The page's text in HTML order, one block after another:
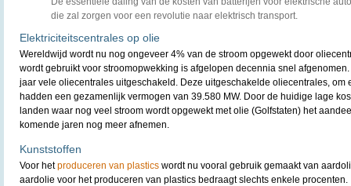
die zal zorgen voor een revolutie naar elektrisch transport.
Elektriciteitscentrales op olie
Wereldwijd wordt nu nog ongeveer 4% van de stroom opgewekt door
wordt gebruikt voor stroomopwekking is afgelopen decennia snel
jaar vele oliecentrales uitgeschakeld. Deze uitgeschakelde oliecentrales, om
hadden een gezamenlijk vermogen van 39.580 MW. Door de huidige lage
landen waar nog veel stroom wordt opgewekt met olie (Golfstaten) het
komende jaren nog meer afnemen.
Kunststoffen
Voor hetproduceren van plastics wordt nu vooral gebruik gemaakt van
aardolie voor het produceren van plastics bedraagt slechts enkele procenten.